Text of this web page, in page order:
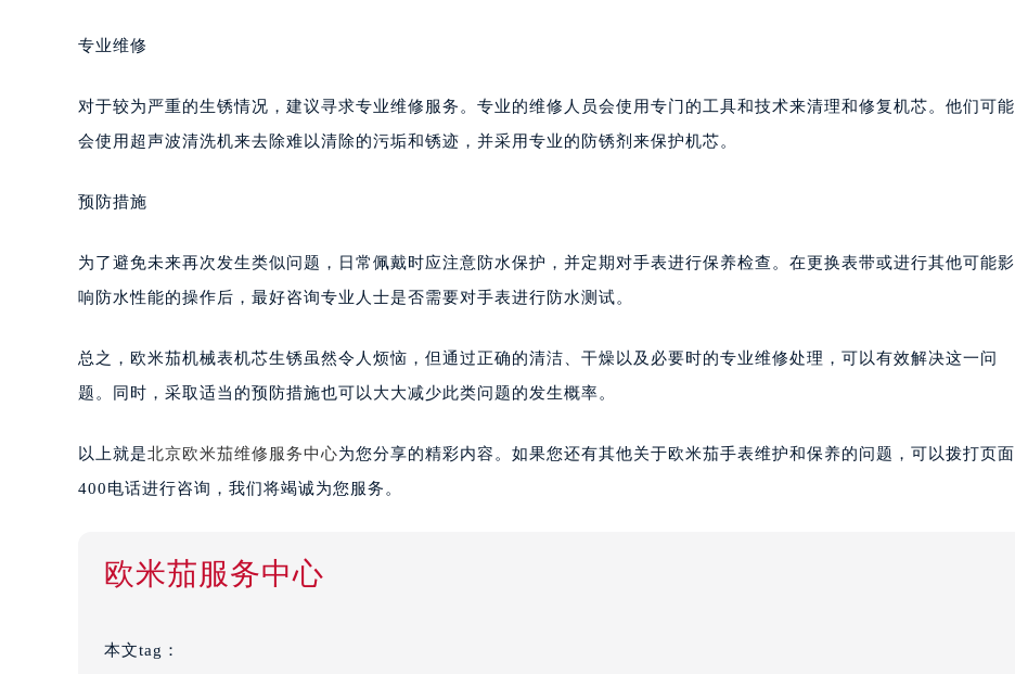
专业维修
对于较为严重的生锈情况，建议寻求专业维修服务。专业的维修人员会使用专门的工具和技术来清理和修复机芯。他们可能
会使用超声波清洗机来去除难以清除的污垢和锈迹，并采用专业的防锈剂来保护机芯。
预防措施
为了避免未来再次发生类似问题，日常佩戴时应注意防水保护，并定期对手表进行保养检查。在更换表带或进行其他可能影
响防水性能的操作后，最好咨询专业人士是否需要对手表进行防水测试。
总之，欧米茄机械表机芯生锈虽然令人烦恼，但通过正确的清洁、干燥以及必要时的专业维修处理，可以有效解决这一问
题。同时，采取适当的预防措施也可以大大减少此类问题的发生概率。
以上就是北京欧米茄维修服务中心为您分享的精彩内容。如果您还有其他关于欧米茄手表维护和保养的问题，可以拨打页面
400电话进行咨询，我们将竭诚为您服务。
欧米茄服务中心
本文tag：